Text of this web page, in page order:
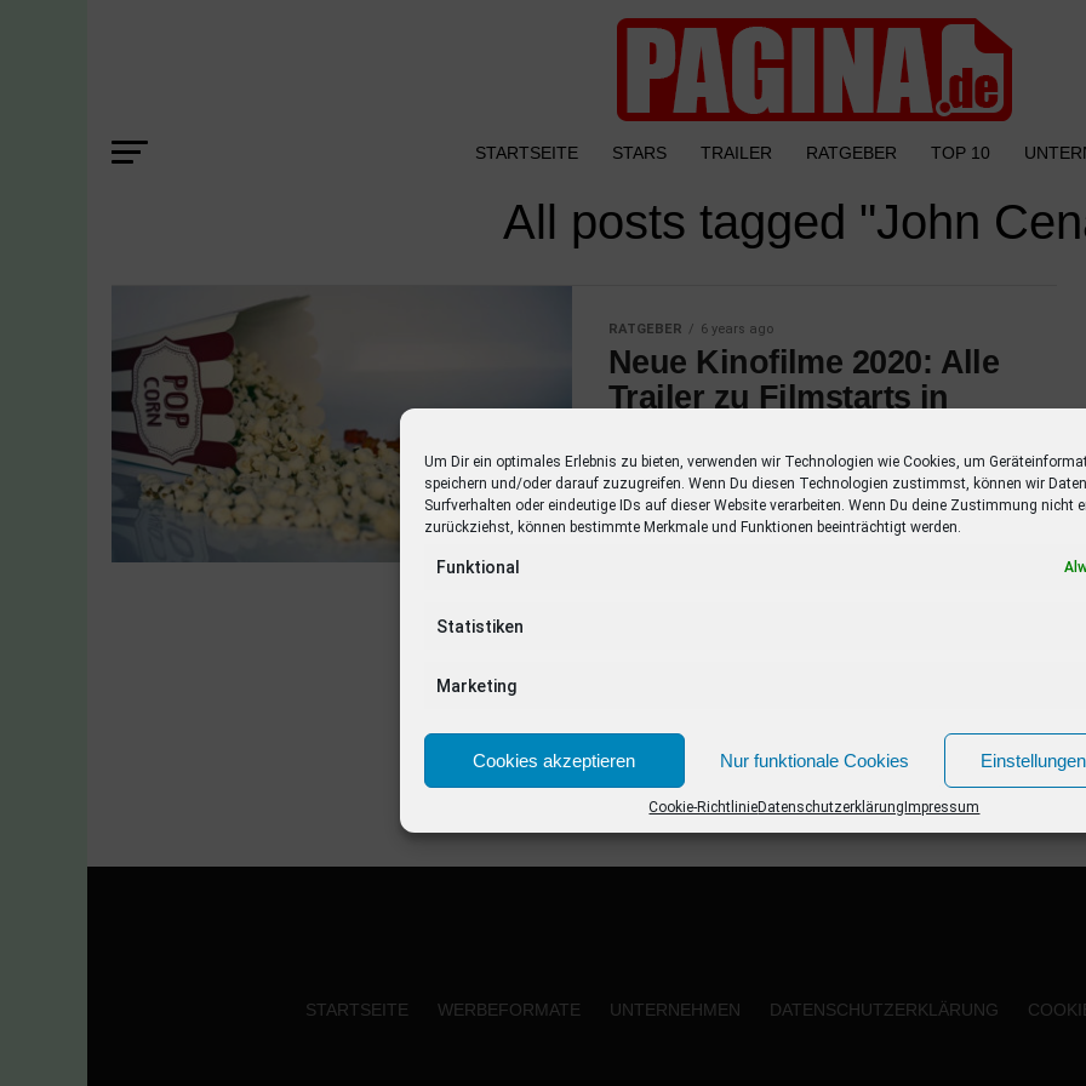
Um Dir ein optimales Erlebnis zu bieten, verwenden wir Technologien wie Cookies, um
speichern und/oder darauf zuzugreifen. Wenn Du diesen Technologien zustimmst, können wir
Surfverhalten oder eindeutige IDs auf dieser Website verarbeiten. Wenn Du deine Zustimmung nicht
zurückziehst, können bestimmte Merkmale und Funktionen beeinträchtigt werden.
Funktional
Statistiken
Marketing
Cookies akzeptieren Nur funktionale Cookies
Cookie-RichtlinieDatenschutzerklärung Impressum
STARTSEITE STARS TRAILER RATGEBER TOP 10
All posts tagged "John
RATGEBER 6 years ago
Neue Kinofilme 2020: Alle
Trailer zu Filmstarts in
Entdecke alle Trailer zu Filmstarts in diesem
Jahr mit einer Übersicht der Schauspieler.
Verpasse keinen Film mehr mit dieser Liste!
STARTSEITE WERBEFORMATE UNTERNEHMEN DATENSCHUTZERKLÄRUNG